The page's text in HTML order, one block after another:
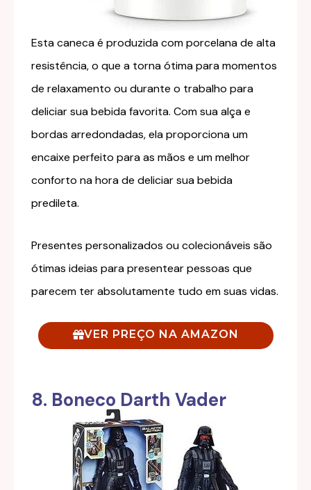
Esta caneca é produzida com porcelana de alta
resistência, o que a torna ótima para momentos
de relaxamento ou durante o trabalho para
deliciar sua bebida favorita. Com sua alça e
bordas arredondadas, ela proporciona um
encaixe perfeito para as mãos e um melhor
conforto na hora de deliciar sua bebida
predileta.
Presentes personalizados ou colecionáveis são
ótimas ideias para presentear pessoas que
parecem ter absolutamente tudo em suas vidas.
VER PREÇO NA AMAZON
8. Boneco Darth Vader